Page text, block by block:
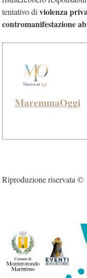
tentativo di violenza
contromanifestazione
MaremmaOggi
Riproduzione riservata ©